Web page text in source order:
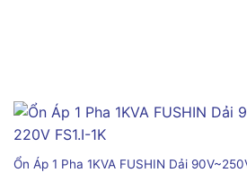
Ổn Áp 1 Pha 1KVA FUSHIN Dải